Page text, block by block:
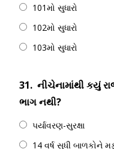
101મો સુધારો
102મો સુધારો
103મો સુધારો
31. નીચેનામાંથી કયું
ભાગ નથી?
પર્યાવરણ-સુરક્ષા
14 વર્ષ સુધી બાળકોને